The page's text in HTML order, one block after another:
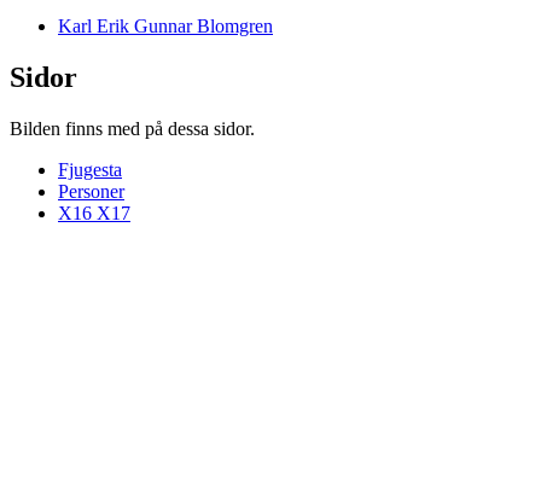
Karl Erik Gunnar Blomgren
Sidor
Bilden finns med på dessa sidor.
Fjugesta
Personer
X16 X17